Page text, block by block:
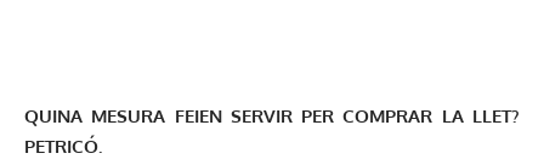
QUINA MESURA FEIEN SERVIR PER COMPRAR LA LLET?
PETRICÓ.